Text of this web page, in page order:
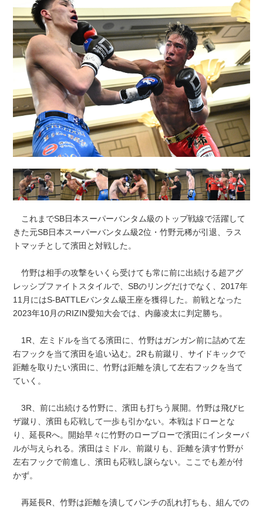
これまでSB日本スーパーバンタム級のトップ戦線で活躍して
きた元SB日本スーパーバンタム級2位・竹野元稀が引退、ラス
トマッチとして濱田と対戦した。
竹野は相手の攻撃をいくら受けても常に前に出続ける超アグ
レッシブファイトスタイルで、SBのリングだけでなく、2017年
11月にはS-BATTLEバンタム級王座を獲得した。前戦となった
2023年10月のRIZIN愛知大会では、内藤凌太に判定勝ち。
1R、左ミドルを当てる濱田に、竹野はガンガン前に詰めて左
右フックを当て濱田を追い込む。2Rも前蹴り、サイドキックで
距離を取りたい濱田に、竹野は距離を潰して左右フックを当て
ていく。
3R、前に出続ける竹野に、濱田も打ちう展開。竹野は飛びヒ
ザ蹴り、濱田も応戦して一歩も引かない。本戦はドローとな
り、延長Rへ。開始早々に竹野のローブローで濱田にインターバ
ルが与えられる。濱田はミドル、前蹴りも、距離を潰す竹野が
左右フックで前進し、濱田も応戦し譲らない。ここでも差が付
かず。
再延長R、竹野は距離を潰してパンチの乱れ打ちも、組んでの